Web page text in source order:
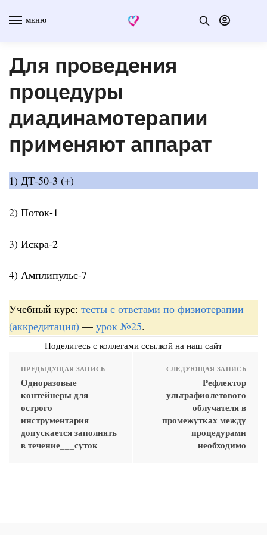
МЕНЮ
Для проведения
процедуры
диадинамотерапии
применяют аппарат
1) ДТ-50-3 (+)
2) Поток-1
3) Искра-2
4) Амплипульс-7
Учебный курс: тесты с ответами по физиотерапии
(аккредитация) — урок №25.
Поделитесь с коллегами ссылкой на наш сайт
ПРЕДЫДУЩАЯ ЗАПИСЬ
Одноразовые
контейнеры для
острого
инструментария
допускается заполнять
в течение___суток
СЛЕДУЮЩАЯ ЗАПИСЬ
Рефлектор
ультрафиолетового
облучателя в
промежутках между
процедурами
необходимо